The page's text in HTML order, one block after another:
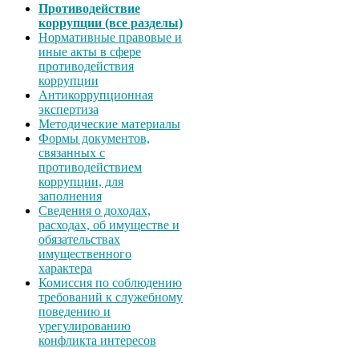
Противодействие
коррупции (все разделы)
Нормативные правовые и
иные акты в сфере
противодействия
коррупции
Антикоррупционная
экспертиза
Методические материалы
Формы документов,
связанных с
противодействием
коррупции, для
заполнения
Сведения о доходах,
расходах, об имуществе и
обязательствах
имущественного
характера
Комиссия по соблюдению
требований к служебному
поведению и
урегулированию
конфликта интересов